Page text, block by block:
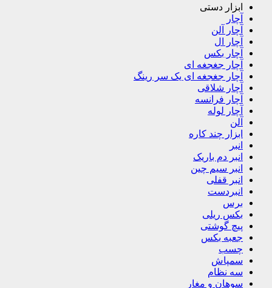
ابزار دستی
آچار
آچار آلن
آچار ال
آچار بکس
آچار جغجغه ای
آچار جغجغه ای یک سر رینگ
آچار شلاقی
آچار فرانسه
آچار لوله
آلن
ابزار چند کاره
انبر
انبر دم باریک
انبر سیم چین
انبر قفلی
انبردست
برس
بکس ریلی
پیچ گوشتی
جعبه بکس
چسب
سمپاش
سه نظام
سوهان و مغار